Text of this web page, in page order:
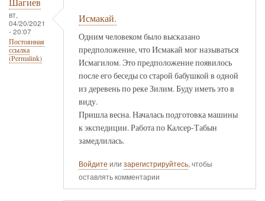
вт,
04/20/2021
- 20:07
Постоянная
ссылка
(Permalink)
Исмакай.
Одним человеком было высказано
предположение, что Исмакай мог называться
Исмагилом. Это предположение появилось
после его беседы со старой бабушкой в одной
из деревень по реке Зилим. Буду иметь это в
виду.
Пришла весна. Началась подготовка машины
к экспедиции. Работа по Калсер-Табын
замедлилась.
Войдите или зарегистрируйтесь, чтобы
оставлять комментарии